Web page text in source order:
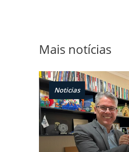
Mais notícias
Noticias